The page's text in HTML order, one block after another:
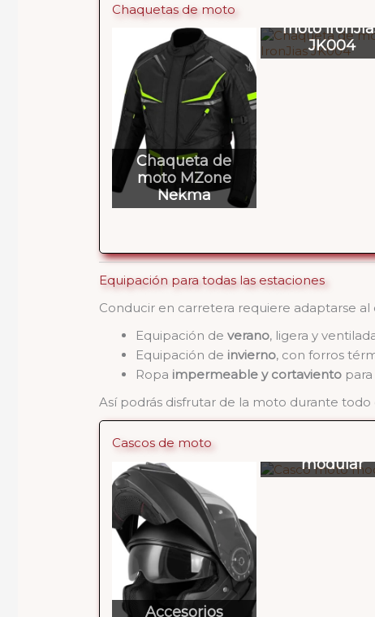
Chaquetas de moto
Chaqueta de
moto MZone
Nekma
moto
JK004
Equipación para todas las estaciones
Conducir en carretera requiere adaptarse al
Equipación deverano, ligera y
Equipación de invierno, con forros
Ropa impermeable y cortaviento
Así podrás disfrutar de la moto durante
Cascos de moto
Accesorios
modular